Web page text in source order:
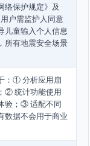
络保护规定》及
户需监护人同意
儿童输入个人信息
所有地震安全场景
：① 分析应用崩
② 统计功能使用
验；③ 适配不同
数据不会用于商业